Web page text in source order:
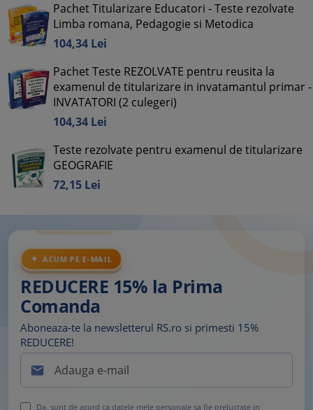
Pachet Titularizare Educatori - Teste rezolvate
Limba romana, Pedagogie si Metodica
104,34 Lei
Pachet Teste REZOLVATE pentru reusita la
examenul de titularizare in invatamantul primar -
INVATATORI (2 culegeri)
104,34 Lei
Teste rezolvate pentru examenul de titularizare
GEOGRAFIE
72,15 Lei
ACUM PE E-MAIL
REDUCERE 15% la Prima
Comanda
Aboneaza-te la newsletterul RS.ro si primesti 15%
REDUCERE!

Da, sunt de acord ca datele mele personale sa fie prelucrate in